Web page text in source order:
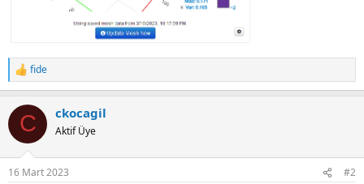
R
e
c
i
n
s
fide
C ckocagil
Aktif Üye
16 Mart 2023 #2